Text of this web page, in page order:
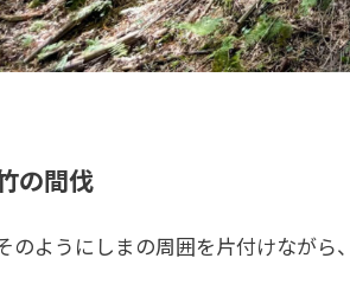
の間伐
のようにしまの周囲を片付けながら